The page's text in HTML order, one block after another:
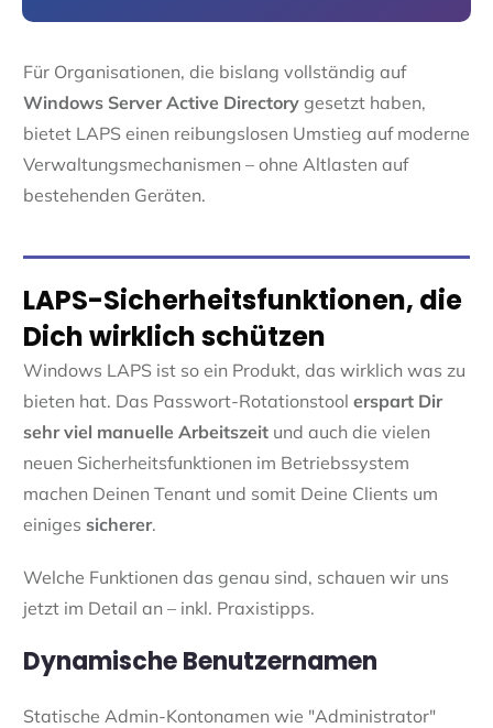
Für Organisationen, die bislang vollständig auf
Windows Server Active Directory gesetzt haben,
bietet LAPS einen reibungslosen Umstieg auf moderne
Verwaltungsmechanismen – ohne Altlasten auf
bestehenden Geräten.
LAPS-Sicherheitsfunktionen, die
Dich wirklich schützen
Windows LAPS ist so ein Produkt, das wirklich was zu
bieten hat. Das Passwort-Rotationstool erspart Dir
sehr viel manuelle Arbeitszeit und auch die vielen
neuen Sicherheitsfunktionen im Betriebssystem
machen Deinen Tenant und somit Deine Clients um
einiges sicherer.
Welche Funktionen das genau sind, schauen wir uns
jetzt im Detail an – inkl. Praxistipps.
Dynamische Benutzernamen
Statische Admin-Kontonamen wie "Administrator"